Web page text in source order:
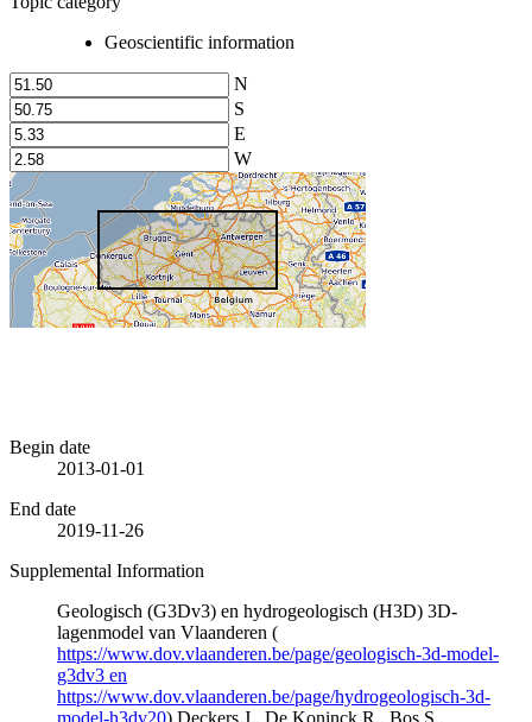
Geoscientific information
N
S
E
W
Begin date
2013-01-01
End date
2019-11-26
Supplemental Information
Geologisch (G3Dv3) en hydrogeologisch (H3D) 3D-
lagenmodel van Vlaanderen (
https://www.dov.vlaanderen.be/page/geologisch-3d-model-
g3dv3 en
https://www.dov.vlaanderen.be/page/hydrogeologisch-3d-
model-h3dv20) Deckers J., De Koninck R., Bos S.,